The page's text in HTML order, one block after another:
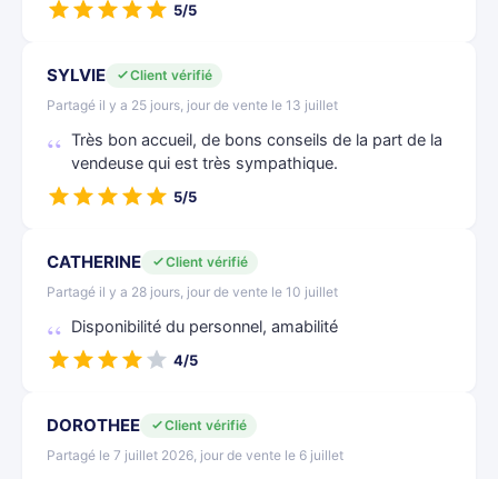
5/5
SYLVIE
Client vérifié
Partagé il y a 25 jours, jour de vente le 13 juillet
Très bon accueil, de bons conseils de la part de la
vendeuse qui est très sympathique.
5/5
CATHERINE
Client vérifié
Partagé il y a 28 jours, jour de vente le 10 juillet
Disponibilité du personnel, amabilité
4/5
DOROTHEE
Client vérifié
Partagé le 7 juillet 2026, jour de vente le 6 juillet